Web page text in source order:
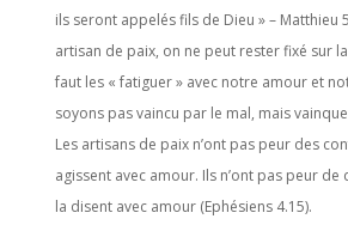
ils seront appelés fils de Dieu » – Matthieu
artisan de paix, on ne peut rester fixé sur
faut les « fatiguer » avec notre amour et
soyons pas vaincu par le mal, mais
Les artisans de paix n’ont pas peur des
agissent avec amour. Ils n’ont pas peur
la disent avec amour (Ephésiens 4.15).